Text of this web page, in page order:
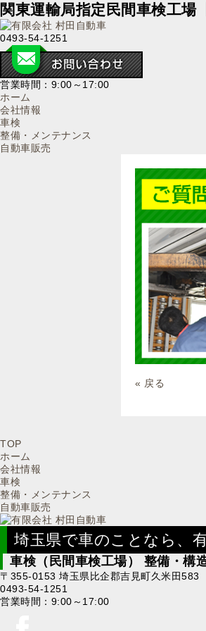
関東運輸局指定民間車検工
0493-54-1251
営業時間：9:00～17:00
ホーム
会社情報
車検
整備・メンテナンス
自動車販売
« 戻る
TOP
ホーム
会社情報
車検
整備・メンテナンス
自動車販売
埼玉県で車のことなら、
車検（民間車検工場） 整備・構
〒355-0153 埼玉県比企郡吉見町久米田583
0493-54-1251
営業時間：9:00～17:00